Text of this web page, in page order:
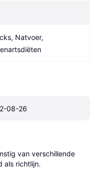
Natvoer,
08-26
van verschillende
als richtlijn.